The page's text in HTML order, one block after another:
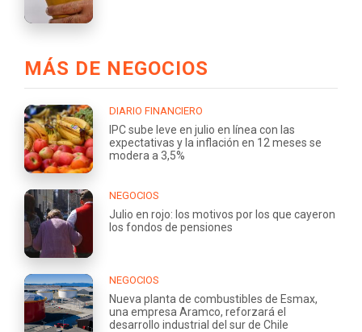
MÁS DE NEGOCIOS
DIARIO FINANCIERO
IPC sube leve en julio en línea con las
expectativas y la inflación en 12 meses se
modera a 3,5%
NEGOCIOS
Julio en rojo: los motivos por los que cayeron
los fondos de pensiones
NEGOCIOS
Nueva planta de combustibles de Esmax,
una empresa Aramco, reforzará el
desarrollo industrial del sur de Chile